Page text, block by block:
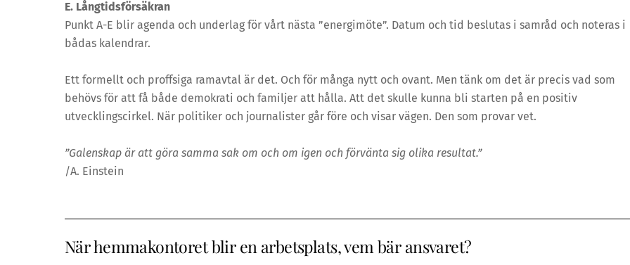
E. Långtidsförsäkran
Punkt A-E blir agenda och underlag för vårt nästa ”energimöte”. Datum och tid beslutas i samråd och noteras i
bådas kalendrar.
Ett formellt och proffsiga ramavtal är det. Och för många nytt och ovant. Men tänk om det är precis vad som
behövs för att få både demokrati och familjer att hålla. Att det skulle kunna bli starten på en positiv
utvecklingscirkel. När politiker och journalister går före och visar vägen. Den som provar vet.
”Galenskap är att göra samma sak om och om igen och förvänta sig olika resultat.”
/A. Einstein
När hemmakontoret blir en arbetsplats, vem bär ansvaret?